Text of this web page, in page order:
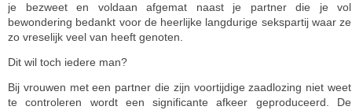
je bezweet en voldaan afgemat naast je partner die je vol
bewondering bedankt voor de heerlijke langdurige sekspartij waar ze
zo vreselijk veel van heeft genoten.
Dit wil toch iedere man?
Bij vrouwen met een partner die zijn voortijdige zaadlozing niet weet
te controleren wordt een significante afkeer geproduceerd. De